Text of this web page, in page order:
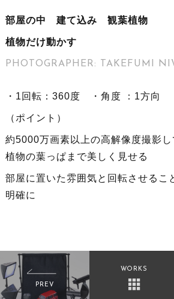
部屋の中 建て込み 観葉植物
植物だけ動かす
PHOTOGRAPHER: TAKEFUMI
・1回転：360度 ・角度 ：1方向
（ポイント）
約5000万画素以上の高解像度撮影
植物の葉っぱまで美しく見せる
部屋に置いた雰囲気と回転させるこ
明確に
PREV
WORKS